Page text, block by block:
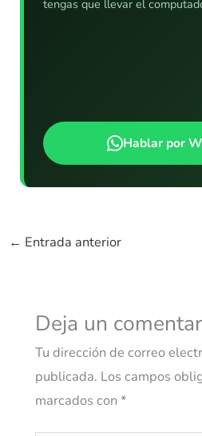
tengas que llevar el
Hablar por
← Entrada anterior
Deja un
Tu dirección de correo
publicada. Los campos
marcados con *